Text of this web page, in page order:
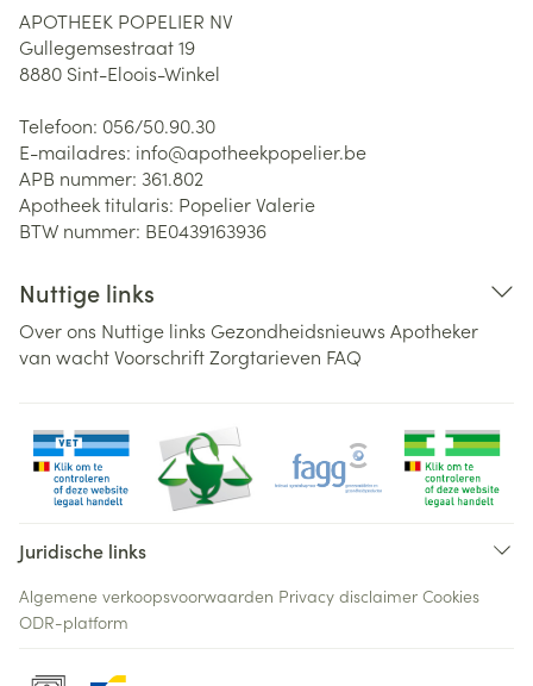
APOTHEEK POPELIER NV
Gullegemsestraat 19
8880 Sint-Eloois-Winkel
Telefoon: 056/50.90.30
E-mailadres: info@apotheekpopelier.be
APB nummer: 361.802
Apotheek titularis: Popelier Valerie
BTW nummer: BE0439163936
Nuttige links
Over ons Nuttige links Gezondheidsnieuws Apotheker
van wachtVoorschriftZorgtarieven FAQ
Juridische links
Algemene verkoopsvoorwaarden Privacy disclaimer Cookies
ODR-platform